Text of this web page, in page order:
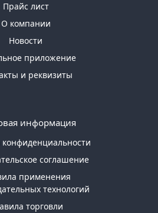
Прайс лист
О компании
Новости
приложение
и реквизиты
информация
конфиденциальности
соглашение
применения
технологий
торговли